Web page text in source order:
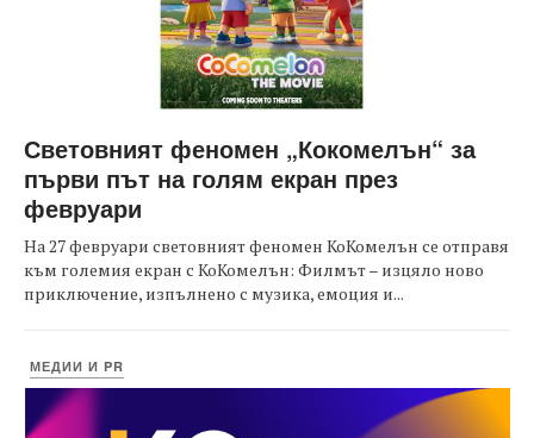
Световният феномен „Кокомелън“ за
първи път на голям екран през
февруари
На 27 февруари световният феномен КоКомелън се отправя
към големия екран с КоКомелън: Филмът – изцяло ново
приключение, изпълнено с музика, емоция и...
МЕДИИ И PR